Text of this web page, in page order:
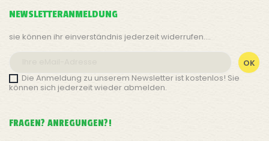
NEWSLETTERANMELDUNG
sie können ihr einverständnis jederzeit widerrufen....
Die Anmeldung zu unserem Newsletter ist kostenlos! Sie
können sich jederzeit wieder abmelden.
FRAGEN? ANREGUNGEN?!